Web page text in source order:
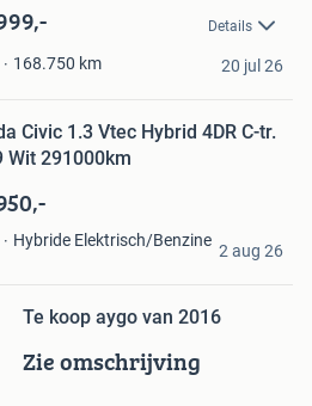
Details
168.750 km 20 jul 26
Civic 1.3 Vtec Hybrid 4DR C-tr.
Wit 291000km
Hybride Elektrisch/Benzine
2 aug 26
Te koop aygo van 2016
Zie omschrijving